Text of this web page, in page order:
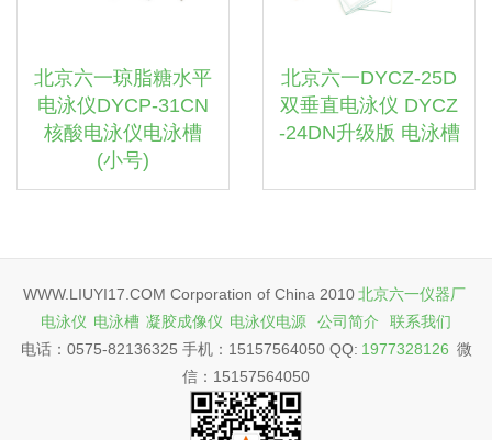
北京六一琼脂糖水平
电泳仪DYCP-31CN
核酸电泳仪电泳槽
(小号)
北京六一DYCZ-25D
双垂直电泳仪 DYCZ
-24DN升级版 电泳槽
WWW.LIUYI17.COM Corporation of China 2010北京六一仪器厂
电泳仪 电泳槽 凝胶成像仪 电泳仪电源 公司简介
联系我们
电话：0575-82136325 手机：15157564050 QQ: 1977328126 微
信：15157564050